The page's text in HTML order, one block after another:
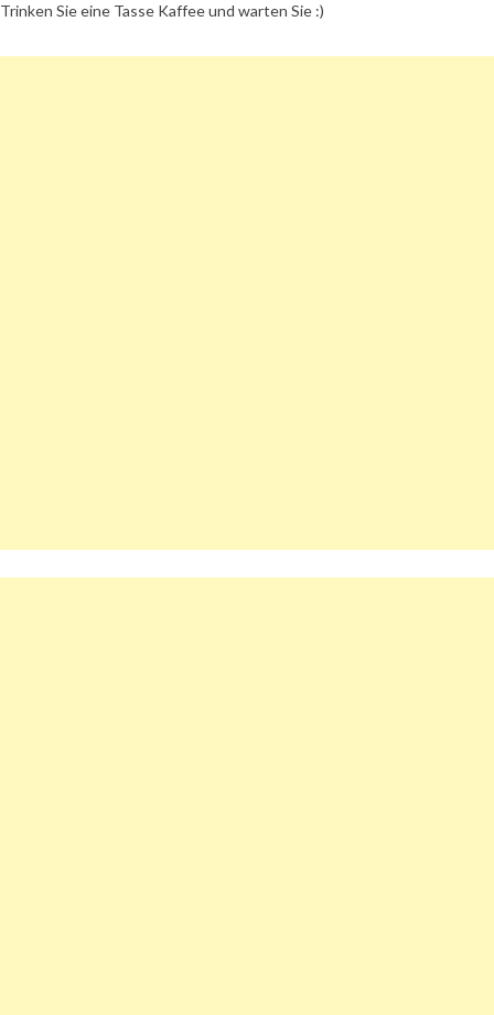
Trinken Sie eine Tasse Kaffee und warten Sie :)